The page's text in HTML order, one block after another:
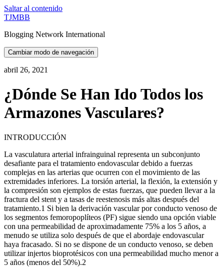
Saltar al contenido
TJMBB
Blogging Network International
Cambiar modo de navegación
abril 26, 2021
¿Dónde Se Han Ido Todos los
Armazones Vasculares?
INTRODUCCIÓN
La vasculatura arterial infrainguinal representa un subconjunto
desafiante para el tratamiento endovascular debido a fuerzas
complejas en las arterias que ocurren con el movimiento de las
extremidades inferiores. La torsión arterial, la flexión, la extensión y
la compresión son ejemplos de estas fuerzas, que pueden llevar a la
fractura del stent y a tasas de reestenosis más altas después del
tratamiento.1 Si bien la derivación vascular por conducto venoso de
los segmentos femoropoplíteos (PF) sigue siendo una opción viable
con una permeabilidad de aproximadamente 75% a los 5 años, a
menudo se utiliza solo después de que el abordaje endovascular
haya fracasado. Si no se dispone de un conducto venoso, se deben
utilizar injertos bioprotésicos con una permeabilidad mucho menor a
5 años (menos del 50%).2